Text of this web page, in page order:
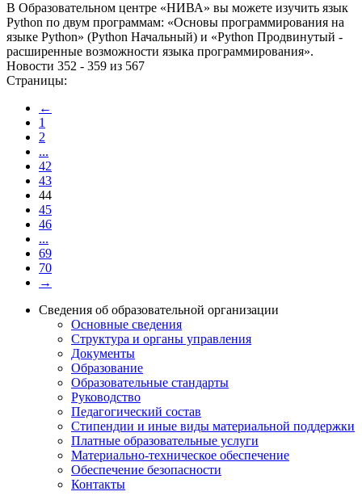
В Образовательном центре «НИВА» вы можете изучить язык
Python по двум программам: «Основы программирования на
языке Python» (Python Начальный) и «Python Продвинутый -
расширенные возможности языка программирования».
Новости 352 - 359 из 567
Страницы:
←
1
2
...
42
43
44
45
46
...
69
70
→
Сведения об образовательной организации
Основные сведения
Структура и органы управления
Документы
Образование
Образовательные стандарты
Руководство
Педагогический состав
Стипендии и иные виды материальной поддержки
Платные образовательные услуги
Материально-техническое обеспечение
Обеспечение безопасности
Контакты